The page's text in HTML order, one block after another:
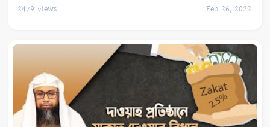
2479 views Feb 26, 2022